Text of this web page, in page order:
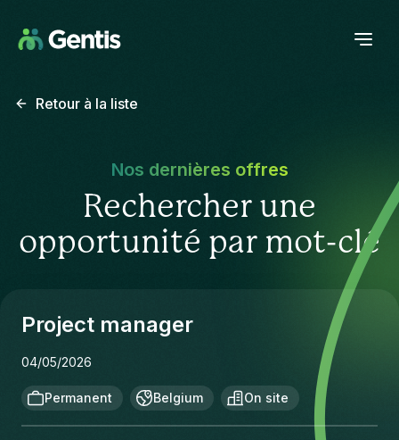
Retour à la liste
Nos dernières offres
Rechercher une
opportunité par mot-clé
Project manager
04/05/2026
Permanent Belgium On site